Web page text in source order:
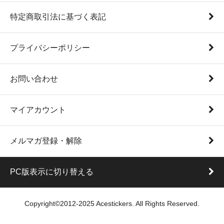
特定商取引法に基づく表記
プライバシーポリシー
お問い合わせ
マイアカウント
メルマガ登録・解除
PC版表示に切り替える
Copyright©2012-2025 Acestickers. All Rights Reserved.